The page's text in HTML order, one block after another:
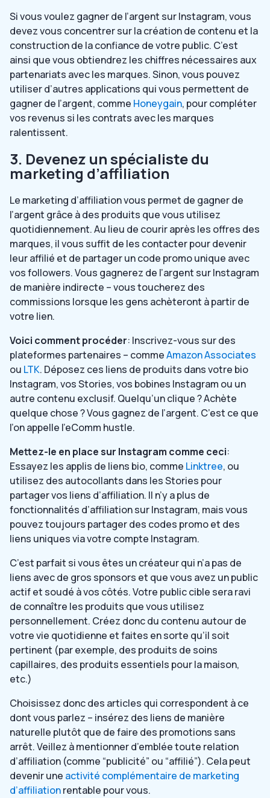
Si vous voulez gagner de l’argent sur Instagram, vous
devez vous concentrer sur la création de contenu et la
construction de la confiance de votre public. C’est
ainsi que vous obtiendrez les chiffres nécessaires aux
partenariats avec les marques. Sinon, vous pouvez
utiliser d’autres applications qui vous permettent de
gagner de l’argent, comme Honeygain, pour compléter
vos revenus si les contrats avec les marques
ralentissent.
3. Devenez un spécialiste du
marketing d’affiliation
Le marketing d’affiliation vous permet de gagner de
l’argent grâce à des produits que vous utilisez
quotidiennement. Au lieu de courir après les offres des
marques, il vous suffit de les contacter pour devenir
leur affilié et de partager un code promo unique avec
vos followers. Vous gagnerez de l’argent sur Instagram
de manière indirecte – vous toucherez des
commissions lorsque les gens achèteront à partir de
votre lien.
Voici comment procéder: Inscrivez-vous sur des
plateformes partenaires – commeAmazon Associates
ou LTK. Déposez ces liens de produits dans votre bio
Instagram, vos Stories, vos bobines Instagram ou un
autre contenu exclusif. Quelqu’un clique ? Achète
quelque chose ? Vous gagnez de l’argent. C’est ce que
l’on appelle l’eComm hustle.
Mettez-le en place sur Instagram comme ceci:
Essayez les applis de liens bio, comme Linktree, ou
utilisez des autocollants dans les Stories pour
partager vos liens d’affiliation. Il n’y a plus de
fonctionnalités d’affiliation sur Instagram, mais vous
pouvez toujours partager des codes promo et des
liens uniques via votre compte Instagram.
C’est parfait si vous êtes un créateur qui n’a pas de
liens avec de gros sponsors et que vous avez un public
actif et soudé à vos côtés. Votre public cible sera ravi
de connaître les produits que vous utilisez
personnellement. Créez donc du contenu autour de
votre vie quotidienne et faites en sorte qu’il soit
pertinent (par exemple, des produits de soins
capillaires, des produits essentiels pour la maison,
etc.)
Choisissez donc des articles qui correspondent à ce
dont vous parlez – insérez des liens de manière
naturelle plutôt que de faire des promotions sans
arrêt. Veillez à mentionner d’emblée toute relation
d’affiliation (comme “publicité” ou “affilié”). Cela peut
devenir une activité complémentaire de marketing
d’affiliationrentable pour vous.